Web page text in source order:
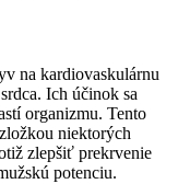
na kardiovaskulárnu
Ich účinok sa
organizmu. Tento
niektorých
zlepšiť prekrvenie
potenciu.